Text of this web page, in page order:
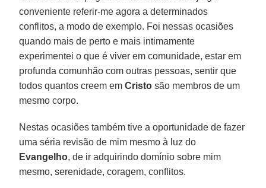
conveniente referir-me agora a determinados
conflitos, a modo de exemplo. Foi nessas ocasiões
quando mais de perto e mais intimamente
experimentei o que é viver em comunidade, estar em
profunda comunhão com outras pessoas, sentir que
todos quantos creem emCristo são membros de um
mesmo corpo.
Nestas ocasiões também tive a oportunidade de fazer
uma séria revisão de mim mesmo à luz do
Evangelho, de ir adquirindo domínio sobre mim
mesmo, serenidade, coragem, conflitos.